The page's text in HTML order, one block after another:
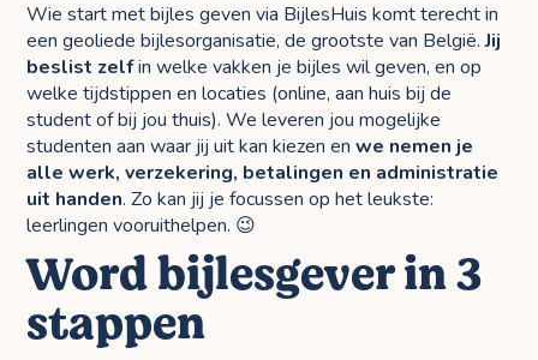
Wie start met bijles geven via BijlesHuis komt terecht in
een geoliede bijlesorganisatie, de grootste van België.Jij
beslist zelfin welke vakken je bijles wil geven, en op
welke tijdstippen en locaties (online, aan huis bij de
student of bij jou thuis). We leveren jou mogelijke
studenten aan waar jij uit kan kiezen enwe nemen je
alle werk, verzekering, betalingen en administratie
uit handen. Zo kan jij je focussen op het leukste:
leerlingen vooruithelpen. 😉
Word bijlesgever in 3
stappen